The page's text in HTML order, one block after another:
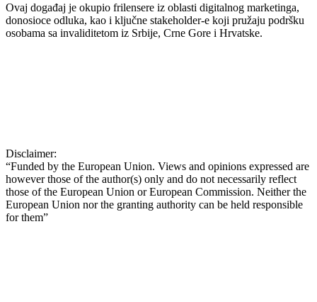
Ovaj događaj je okupio frilensere iz oblasti digitalnog marketinga,
donosioce odluka, kao i ključne stakeholder-e koji pružaju podršku
osobama sa invaliditetom iz Srbije, Crne Gore i Hrvatske.
Disclaimer:
“Funded by the European Union. Views and opinions expressed are
however those of the author(s) only and do not necessarily reflect
those of the European Union or European Commission. Neither the
European Union nor the granting authority can be held responsible
for them”